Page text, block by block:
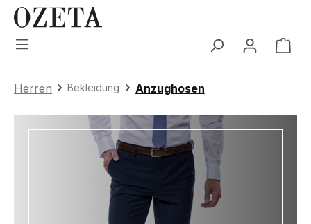
Zum Hauptinhalt springen
Herren Bekleidung Anzughosen